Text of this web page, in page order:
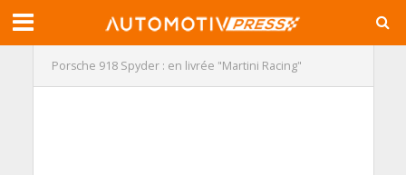
Porsche 918 Spyder : en livrée "Martini Racing"